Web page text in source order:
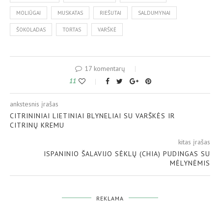
MOLIŪGAI MUSKATAS RIEŠUTAI SALDUMYNAI
ŠOKOLADAS TORTAS VARŠKĖ
17 komentarų
11
ankstesnis įrašas
CITRININIAI LIETINIAI BLYNELIAI SU VARŠKĖS IR
CITRINŲ KREMU
kitas įrašas
ISPANINIO ŠALAVIJO SĖKLŲ (CHIA) PUDINGAS SU
MĖLYNĖMIS
REKLAMA